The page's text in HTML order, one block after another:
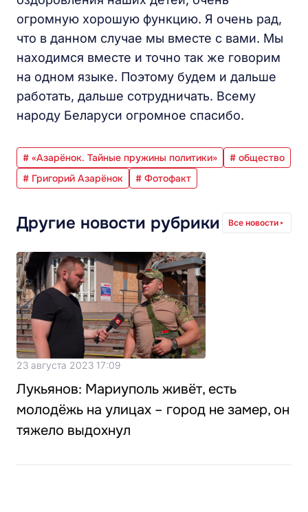
огромную хорошую функцию. Я очень рад,
что в данном случае мы вместе с вами. Мы
находимся вместе и точно так же говорим
на одном языке. Поэтому будем и дальше
работать, дальше сотрудничать. Всему
народу Беларуси огромное спасибо.
# «Азарёнок. Тайные пружины политики»
# общество
# Григорий Азарёнок
# Фотофакт
Другие новости рубрики Все новости
23 августа 2023 17:09
Лукьянов: Мариуполь живёт, есть
молодёжь на улицах – город не замер, он
тяжело выдохнул